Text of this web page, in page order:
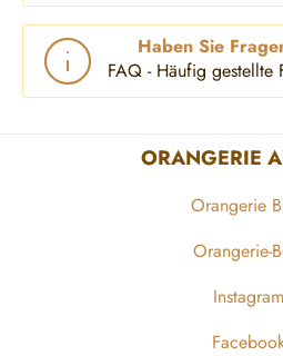
Haben Sie
FAQ - Häufig gestellte
ORANGERIE
Orangerie
Orangerie-
Instagram